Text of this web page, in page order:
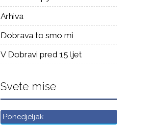
Arhiva
Dobrava to smo mi
V Dobravi pred 15 ljet
Svete mise
Ponedjeljak